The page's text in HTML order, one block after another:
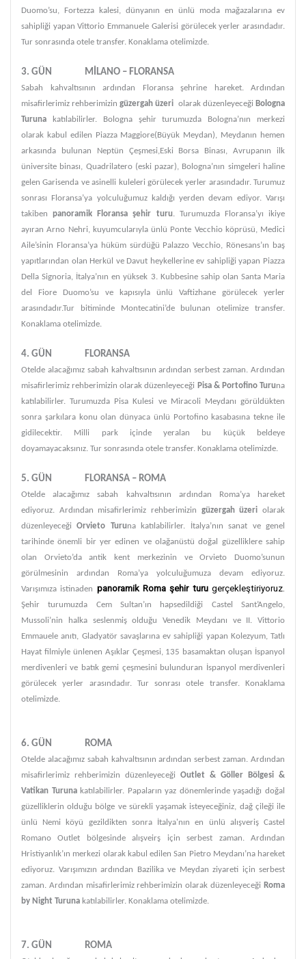
Duomo’su, Fortezza kalesi, dünyanın en ünlü moda mağazalarına ev
sahipliği yapan Vittorio Emmanuele Galerisi görülecek yerler arasındadır.
Tur sonrasında otele transfer. Konaklama otelimizde.
3. GÜN MİLANO – FLORANSA
Sabah kahvaltısının ardından Floransa şehrine hareket. Ardından
misafirlerimiz rehberimizingüzergah üzeri olarak düzenleyeceği Bologna
Turuna
katılabilirler. Bologna şehir turumuzda Bologna’nın merkezi
olarak kabul edilen Piazza Maggiore(Büyük Meydan), Meydanın hemen
arkasında bulunan Neptün Çeşmesi,Eski Borsa Binası, Avrupanın ilk
üniversite binası, Quadrilatero (eski pazar), Bologna’nın simgeleri haline
gelen Garisenda ve asinelli kuleleri görülecek yerler arasındadır. Turumuz
sonrası Floransa’ya yolculuğumuz kaldığı yerden devam ediyor. Varışı
takibenpanoramik Floransa şehir turu. Turumuzda Floransa’yı ikiye
ayıran Arno Nehri, kuyumcularıyla ünlü Ponte Vecchio köprüsü, Medici
Aile’sinin Floransa’ya hüküm sürdüğü Palazzo Vecchio, Rönesans’ın baş
yapıtlarından olan Herkül ve Davut heykellerine ev sahipliği yapan Piazza
Della Signoria, İtalya’nın en yüksek 3. Kubbesine sahip olan Santa Maria
del Fiore Duomo’su ve kapısıyla ünlü Vaftizhane görülecek yerler
arasındadır.Tur bitiminde Montecatini’de bulunan otelimize transfer.
Konaklama otelimizde.
4. GÜN FLORANSA
Otelde alacağımız sabah kahvaltısının ardından serbest zaman. Ardından
misafirlerimiz rehberimizin olarak düzenleyeceği Pisa & Portofino Turuna
katılabilirler. Turumuzda Pisa Kulesi ve Miracoli Meydanı görüldükten
sonra şarkılara konu olan dünyaca ünlü Portofino kasabasına tekne ile
gidilecektir. Milli park içinde yeralan bu küçük beldeye
doyamayacaksınız. Tur sonrasında otele transfer. Konaklama otelimizde.
5. GÜN FLORANSA – ROMA
Otelde alacağımız sabah kahvaltısının ardından Roma’ya hareket
ediyoruz. Ardından misafirlerimiz rehberimizin güzergah üzeriolarak
düzenleyeceğiOrvieto Turuna katılabilirler. İtalya’nın sanat ve genel
tarihinde önemli bir yer edinen ve olağanüstü doğal güzelliklere sahip
olan Orvieto’da antik kent merkezinin ve Orvieto Duomo’sunun
görülmesinin ardından Roma’ya yolculuğumuza devam ediyoruz.
Varışımıza istinaden panoramik Roma şehir turugerçekleştiriyoruz.
Şehir turumuzda Cem Sultan’ın hapsedildiği Castel Sant’Angelo,
Mussoli’nin halka seslenmiş olduğu Venedik Meydanı ve II. Vittorio
Emmauele anıtı, Gladyatör savaşlarına ev sahipliği yapan Kolezyum, Tatlı
Hayat filmiyle ünlenen Aşıklar Çeşmesi, 135 basamaktan oluşan İspanyol
merdivenleri ve batık gemi çeşmesini bulunduran İspanyol merdivenleri
görülecek yerler arasındadır. Tur sonrası otele transfer. Konaklama
otelimizde.
6. GÜN ROMA
Otelde alacağımız sabah kahvaltısının ardından serbest zaman. Ardından
misafirlerimiz rehberimizin düzenleyeceği Outlet & Göller Bölgesi &
Vatikan Turuna katılabilirler. Papaların yaz dönemlerinde yaşadığı doğal
güzelliklerin olduğu bölge ve sürekli yaşamak isteyeceğiniz, dağ çileği ile
ünlü Nemi köyü gezildikten sonra İtalya'nın en ünlü alışveriş Castel
Romano Outlet bölgesinde alışveirş için serbest zaman. Ardından
Hristiyanlık’ın merkezi olarak kabul edilen San Pietro Meydanı’na hareket
ediyoruz. Varışımızın ardından Bazilika ve Meydan ziyareti için serbest
zaman. Ardından misafirlerimiz rehberimizin olarak düzenleyeceği Roma
by Night Turuna katılabilirler. Konaklama otelimizde.
7. GÜN ROMA